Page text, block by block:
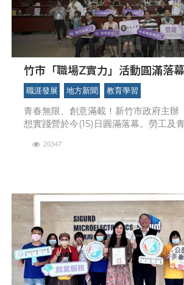
竹市「職場Z實力」活動圓滿落
市長：推動青年無限可能
職涯發展 地方新聞 教育學習
青春無限、創意滿載！新竹市政府主辦
想實踐營於今(15)日圓滿落幕。勞工及
青年報名，最終錄取70名學員參與。
20347